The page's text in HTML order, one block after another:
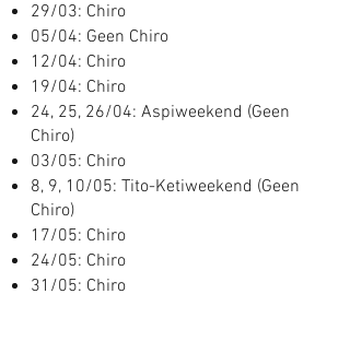
29/03: Chiro
05/04: Geen Chiro
12/04: Chiro
19/04: Chiro
24, 25, 26/04: Aspiweekend (Geen
Chiro)
03/05: Chiro
8, 9, 10/05: Tito-Ketiweekend (Geen
Chiro)
17/05: Chiro
24/05: Chiro
31/05: Chiro